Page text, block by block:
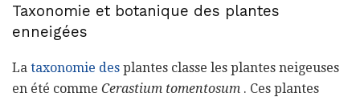
Taxonomie et botanique des plantes
enneigées
La taxonomie des plantes classe les plantes neigeuses
en été comme Cerastium tomentosum . Ces plantes